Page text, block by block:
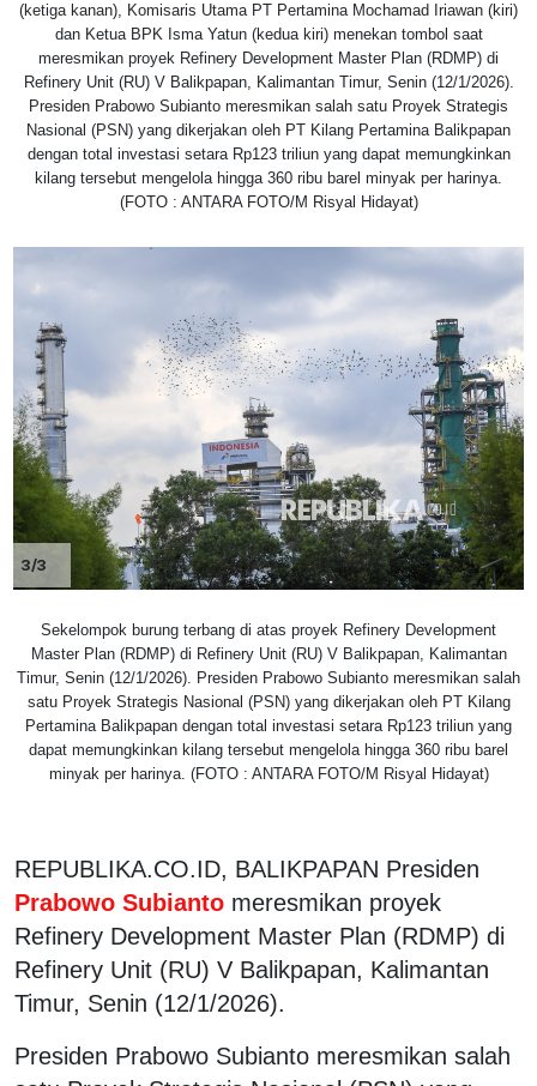
(ketiga kanan), Komisaris Utama PT Pertamina Mochamad Iriawan (kiri)
dan Ketua BPK Isma Yatun (kedua kiri) menekan tombol saat
meresmikan proyek Refinery Development Master Plan (RDMP) di
Refinery Unit (RU) V Balikpapan, Kalimantan Timur, Senin (12/1/2026).
Presiden Prabowo Subianto meresmikan salah satu Proyek Strategis
Nasional (PSN) yang dikerjakan oleh PT Kilang Pertamina Balikpapan
dengan total investasi setara Rp123 triliun yang dapat memungkinkan
kilang tersebut mengelola hingga 360 ribu barel minyak per harinya.
(FOTO : ANTARA FOTO/M Risyal Hidayat)
3/3
Sekelompok burung terbang di atas proyek Refinery Development
Master Plan (RDMP) di Refinery Unit (RU) V Balikpapan, Kalimantan
Timur, Senin (12/1/2026). Presiden Prabowo Subianto meresmikan salah
satu Proyek Strategis Nasional (PSN) yang dikerjakan oleh PT Kilang
Pertamina Balikpapan dengan total investasi setara Rp123 triliun yang
dapat memungkinkan kilang tersebut mengelola hingga 360 ribu barel
minyak per harinya. (FOTO : ANTARA FOTO/M Risyal Hidayat)
REPUBLIKA.CO.ID, BALIKPAPAN Presiden
Prabowo Subianto meresmikan proyek
Refinery Development Master Plan (RDMP) di
Refinery Unit (RU) V Balikpapan, Kalimantan
Timur, Senin (12/1/2026).
Presiden Prabowo Subianto meresmikan salah